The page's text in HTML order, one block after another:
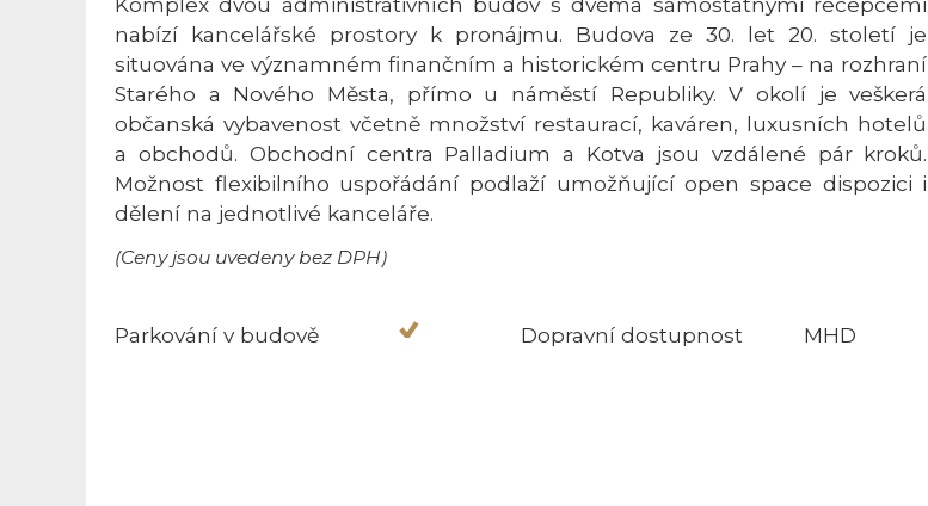
nabízí kancelářské prostory k pronájmu. Budova ze 30. let 20. století je
situována ve významném finančním a historickém centru Prahy – na rozhraní
Starého a Nového Města, přímo u náměstí Republiky. V okolí je veškerá
občanská vybavenost včetně množství restaurací, kaváren, luxusních hotelů
a obchodů. Obchodní centra Palladium a Kotva jsou vzdálené pár kroků.
Možnost flexibilního uspořádání podlaží umožňující open space dispozici i
dělení na jednotlivé kanceláře.
(Ceny jsou uvedeny bez DPH)
Parkování v budově Dopravní dostupnost MHD